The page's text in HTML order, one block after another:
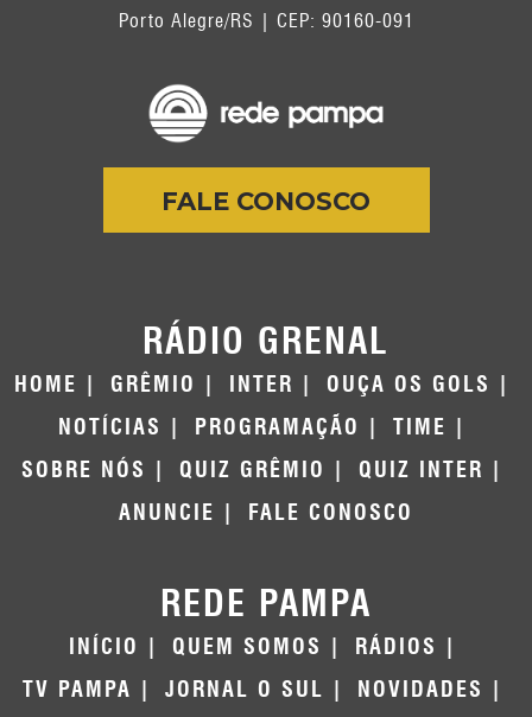
Porto Alegre/RS | CEP: 90160-091
FALE CONOSCO
RÁDIO GRENAL
HOME GRÊMIO INTER
OUÇA OS GOLS
NOTÍCIAS
PROGRAMAÇÃO
TIME
SOBRE NÓS
QUIZ GRÊMIO
QUIZ INTER
ANUNCIE
FALE CONOSCO
REDE PAMPA
INÍCIO QUEM SOMOS
RÁDIOS
TV PAMPA
JORNAL O SUL NOVIDADES